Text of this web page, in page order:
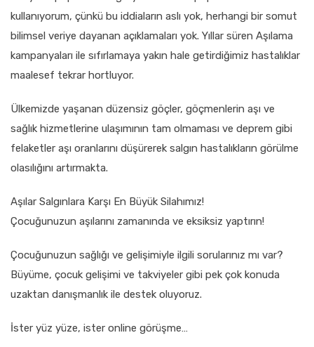
kullanıyorum, çünkü bu iddiaların aslı yok, herhangi bir somut
bilimsel veriye dayanan açıklamaları yok. Yıllar süren Aşılama
kampanyaları ile sıfırlamaya yakın hale getirdiğimiz hastalıklar
maalesef tekrar hortluyor.
Ülkemizde yaşanan düzensiz göçler, göçmenlerin aşı ve
sağlık hizmetlerine ulaşımının tam olmaması ve deprem gibi
felaketler aşı oranlarını düşürerek salgın hastalıkların görülme
olasılığını artırmakta.
Aşılar Salgınlara Karşı En Büyük Silahımız!
Çocuğunuzun aşılarını zamanında ve eksiksiz yaptırın!
Çocuğunuzun sağlığı ve gelişimiyle ilgili sorularınız mı var?
Büyüme, çocuk gelişimi ve takviyeler gibi pek çok konuda
uzaktan danışmanlık ile destek oluyoruz.
İster yüz yüze, ister online görüşme…